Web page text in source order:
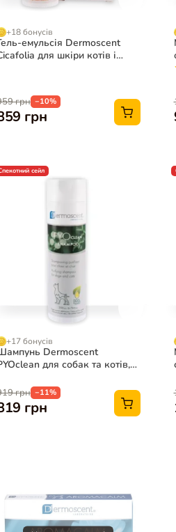
+18 бонусів
емульсія Dermoscent
для шкіри котів і
грн −10%
грн
сейл
+17 бонусів
Dermoscent
для собак та котів,
грн −11%
грн